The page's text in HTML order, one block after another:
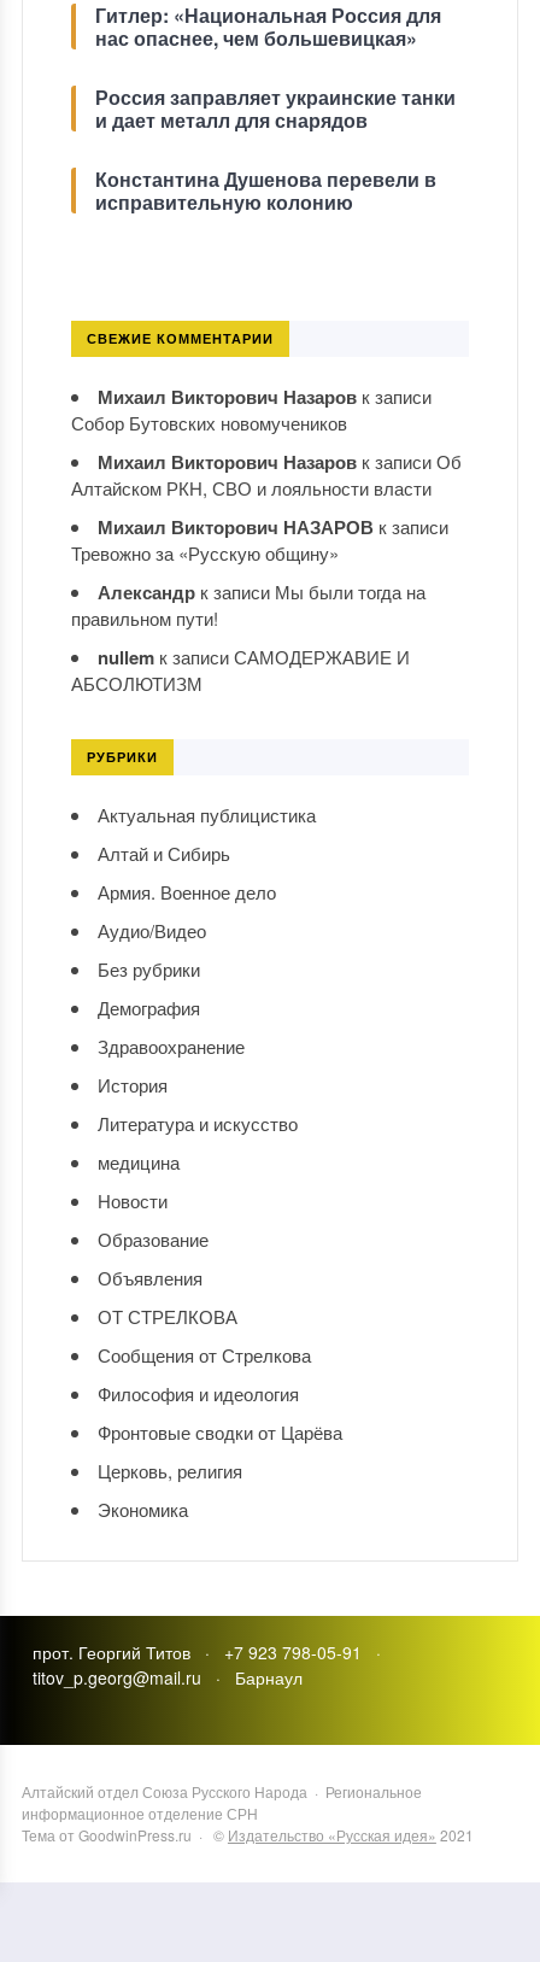
Гитлер: «Национальная Россия для
нас опаснее, чем большевицкая»
Россия заправляет украинские танки
и дает металл для снарядов
Константина Душенова перевели в
исправительную колонию
СВЕЖИЕ КОММЕНТАРИИ
Михаил Викторович Назаровк записи
Собор Бутовских новомучеников
Михаил Викторович Назаровк записиОб
Алтайском РКН, СВО и лояльности власти
Михаил Викторович НАЗАРОВ к записи
Тревожно за «Русскую общину»
Александрк записи Мы были тогда на
правильном пути!
nullemк записиСАМОДЕРЖАВИЕ И
АБСОЛЮТИЗМ
РУБРИКИ
Актуальная публицистика
Алтай и Сибирь
Армия. Военное дело
Аудио/Видео
Без рубрики
Демография
Здравоохранение
История
Литература и искусство
медицина
Новости
Образование
Объявления
ОТ СТРЕЛКОВА
Сообщения от Стрелкова
Философия и идеология
Фронтовые сводки от Царёва
Церковь, религия
Экономика
прот. Георгий Титов · +7 923 798-05-91 ·
titov_p.georg@mail.ru · Барнаул
Алтайский отдел Союза Русского Народа · Региональное
информационное отделение СРН
Тема от GoodwinPress.ru · © Издательство «Русская идея» 2021